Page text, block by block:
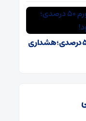
افزایش ۲۰ درصدی حقوق برابر تورم ۵۰ درصدی؛ هشداری